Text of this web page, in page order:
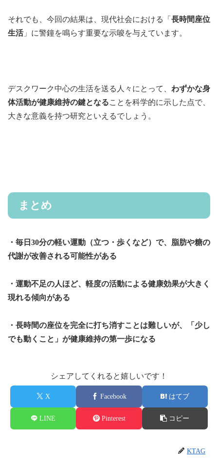
それでも、今回の結果は、現代社会における「 長時間座位
生活」に警鐘を鳴らす重要な示唆を与えています。
デスクワーク中心の生活を送る人々にとって、 わずかな身
体活動が健康維持の鍵となることを科学的に示した点で、
大きな意義を持つ研究といえるでしょう。
まとめ
・毎日30分の軽い運動（立つ・歩くなど）で、脂肪や糖の
代謝が改善される可能性がある
・運動不足の人ほど、軽度の活動による健康効果が大きく
現れる傾向がある
・長時間の座位を完全に打ち消すことは難しいが、「少し
でも動くこと」が健康維持の第一歩になる
シェアしてくれると嬉しいです！
X Facebook はてブ
LINE Pinterest コピー
KTAG